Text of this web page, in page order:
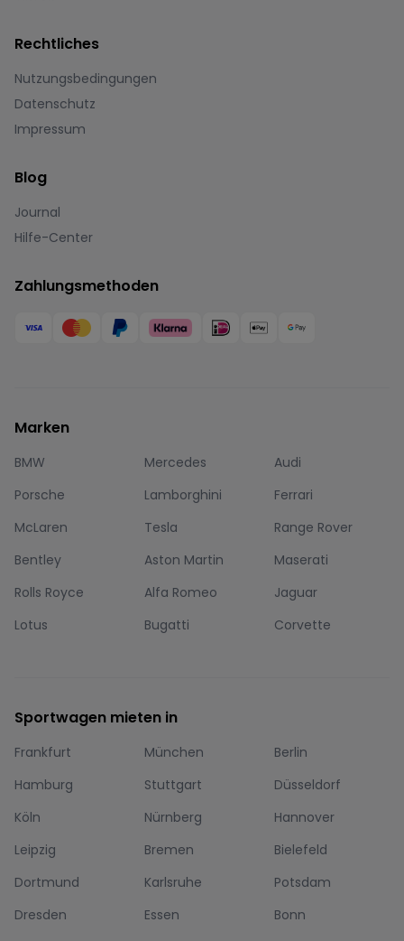
Rechtliches
Nutzungsbedingungen
Datenschutz
Impressum
Blog
Journal
Hilfe-Center
Zahlungsmethoden
Marken
BMW Mercedes
Audi
Porsche
Lamborghini
Ferrari
McLaren
Tesla
Range Rover
Bentley
Aston Martin
Maserati
Rolls Royce
Alfa Romeo
Jaguar
Lotus
Bugatti Corvette
Sportwagen mieten in
Frankfurt München
Berlin
Hamburg
Stuttgart
Düsseldorf
Köln
Nürnberg
Hannover
Leipzig
Bremen
Bielefeld
Dortmund
Karlsruhe
Potsdam
Dresden
Essen
Bonn